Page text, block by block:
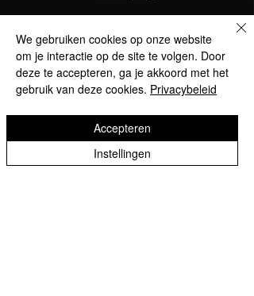
We gebruiken cookies op onze website
om je interactie op de site te volgen. Door
deze te accepteren, ga je akkoord met het
gebruik van deze cookies. Privacybeleid
Instellingen
Accepteren